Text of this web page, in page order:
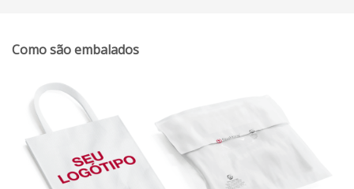
Como são embalados